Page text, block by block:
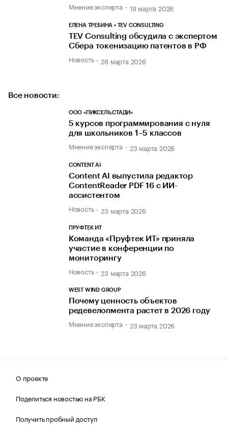
Мнение эксперта 19 марта 2026
ЕЛЕНА ТРЕБИНА • TEV CONSULTING
TEV Consulting обсудила с экспертом
Сбера токенизацию патентов в РФ
Новость 26 марта 2026
Все новости:
ООО «ПИКСЕЛЬ.СТАДИ»
5 курсов программирования с нуля
для школьников 1–5 классов
Мнение эксперта 23 марта 2026
CONTENT AI
Content AI выпустила редактор
ContentReader PDF 16 с ИИ-
ассистентом
Новость 23 марта 2026
ПРУФТЕК ИТ
Команда «Пруфтек ИТ» приняла
участие в конференции по
мониторингу
Новость 23 марта 2026
WEST WIND GROUP
Почему ценность объектов
редевелопмента растет в 2026 году
Мнение эксперта 23 марта 2026
О проекте
Поделиться новостью на РБК
Получить пробный доступ